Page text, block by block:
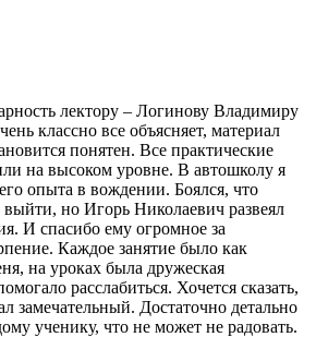
лектору – Логинову Владимиру
классно все объясняет, материал
понятен. Все практические
на высоком уровне. В автошколу я
опыта в вождении. Боялся, что
но Игорь Николаевич развеял
И спасибо ему огромное за
Каждое занятие было как
на уроках была дружеская
расслабиться. Хочется сказать,
замечательный. Достаточно детально
ученику, что не может не радовать.